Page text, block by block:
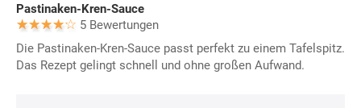
Pastinaken-Kren-Sauce
5 Bewertungen
Die Pastinaken-Kren-Sauce passt perfekt zu einem Tafelspitz.
Das Rezept gelingt schnell und ohne großen Aufwand.